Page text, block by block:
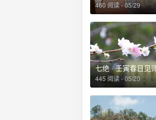
460 阅读 - 05/29
445 阅读 - 05/20